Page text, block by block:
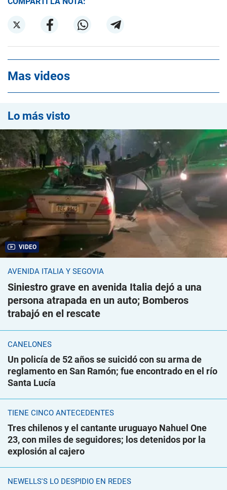
Mas videos
Lo más visto
VIDEO
AVENIDA ITALIA Y SEGOVIA
Siniestro grave en avenida Italia dejó a una
persona atrapada en un auto; Bomberos
trabajó en el rescate
CANELONES
Un policía de 52 años se suicidó con su arma de
reglamento en San Ramón; fue encontrado en el río
Santa Lucía
TIENE CINCO ANTECEDENTES
Tres chilenos y el cantante uruguayo Nahuel One
23, con miles de seguidores; los detenidos por la
explosión al cajero
NEWELLS'S LO DESPIDIÓ EN REDES